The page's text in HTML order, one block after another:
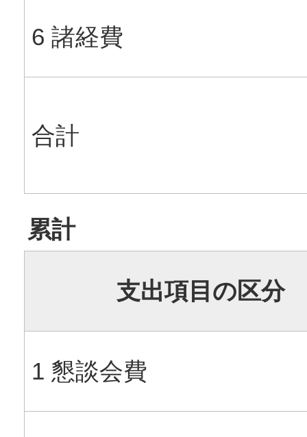
6 諸経費
合計
累計
支出項目の区分
1 懇談会費